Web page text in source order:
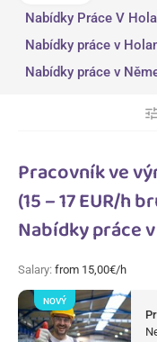
Nabídky Práce V
Nabídky práce v
Nabídky práce v
tune
Pracovník ve
(15 – 17 EUR/h
Nabídky práce
Salary: from 15,00€/h
NOVÝ